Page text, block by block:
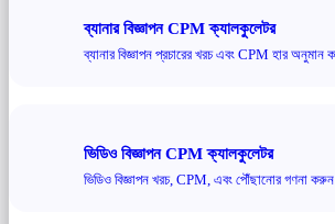
ব্যানার বিজ্ঞাপন CPM ক্যালকুলেটর
ব্যানার বিজ্ঞাপন প্রচারের খরচ এবং CPM হার অনুমান
ভিডিও বিজ্ঞাপন CPM ক্যালকুলেটর
ভিডিও বিজ্ঞাপন খরচ, CPM, এবং পৌঁছানোর গণনা